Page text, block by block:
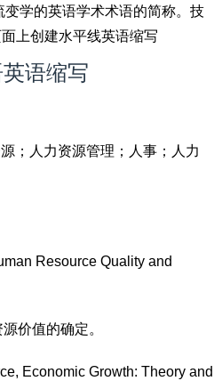
变学的英语学术术语的简称。技
上创建水平线英语缩写
语缩写
；人力资源管理；人事；人力
Resource Quality and
价值的确定。
Economic Growth: Theory and